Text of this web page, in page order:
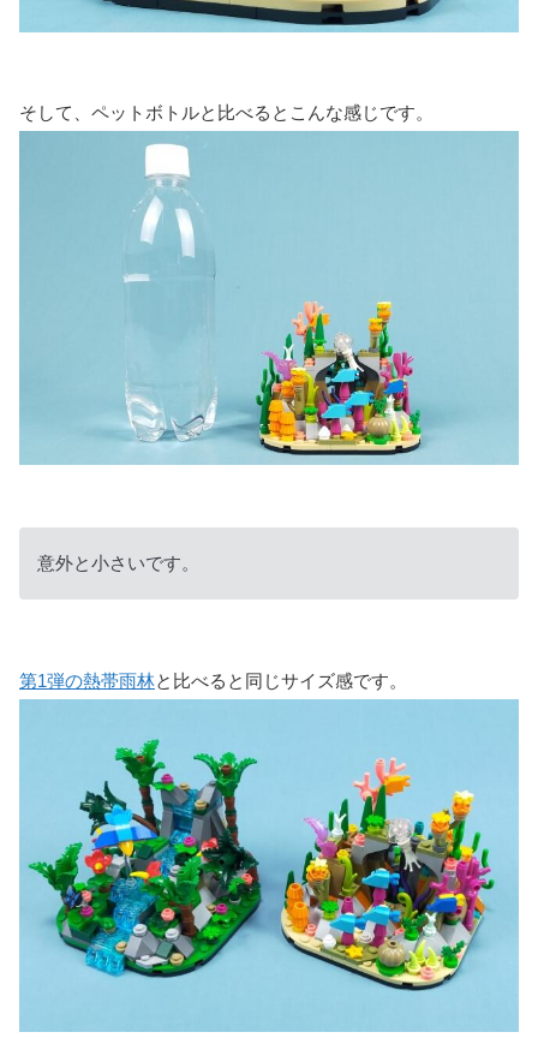
そして、ペットボトルと比べるとこんな感じです。
意外と小さいです。
第1弾の熱帯雨林と比べると同じサイズ感です。